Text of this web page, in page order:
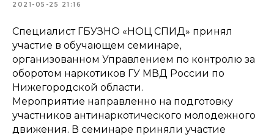
2021-05-25 21:16
Специалист ГБУЗНО «НОЦ СПИД» принял
участие в обучающем семинаре,
организованном Управлением по контролю за
оборотом наркотиков ГУ МВД России по
Нижегородской области.
Мероприятие направленно на подготовку
участников антинаркотического молодежного
движения. В семинаре приняли участие